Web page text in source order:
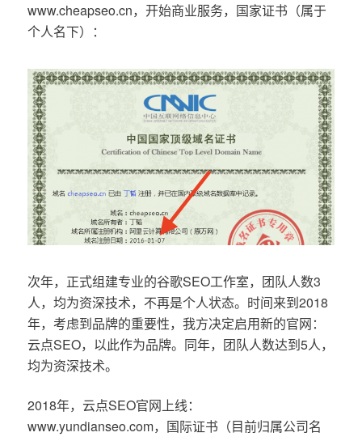
www.cheapseo.cn，开始商业服务，国家证书（属于
个人名下）：
次年，正式组建专业的谷歌SEO工作室，团队人数3
人，均为资深技术，不再是个人状态。时间来到2018
年，考虑到品牌的重要性，我方决定启用新的官网：
云点SEO，以此作为品牌。同年，团队人数达到5人，
均为资深技术。
2018年，云点SEO官网上线：
www.yundianseo.com，国际证书（目前归属公司名